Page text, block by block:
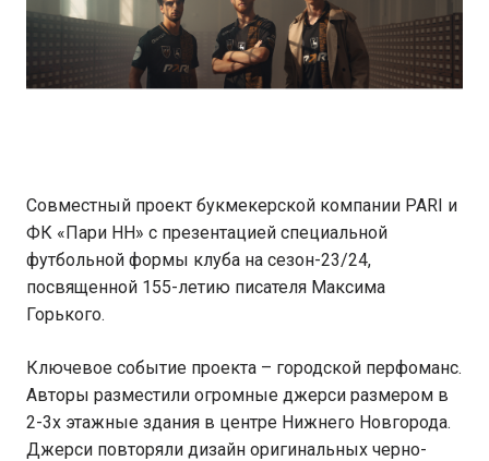
Совместный проект букмекерской компании PARI и
ФК «Пари НН» с презентацией специальной
футбольной формы клуба на сезон-23/24,
посвященной 155-летию писателя Максима
Горького.
Ключевое событие проекта – городской перфоманс.
Авторы разместили огромные джерси размером в
2-3х этажные здания в центре Нижнего Новгорода.
Джерси повторяли дизайн оригинальных черно-